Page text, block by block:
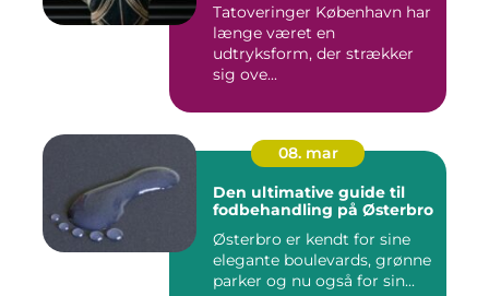
Tatoveringer København har
længe været en
udtryksform, der strækker
sig ove...
08. mar
Den ultimative guide til
fodbehandling på Østerbro
Østerbro er kendt for sine
elegante boulevards, grønne
parker og nu også for sin...